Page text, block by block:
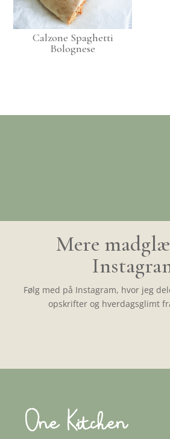
Calzone Spaghetti
Bolognese
Mere
Følg med på Instagram, hvor jeg
opskrifter og hverdagsglimt